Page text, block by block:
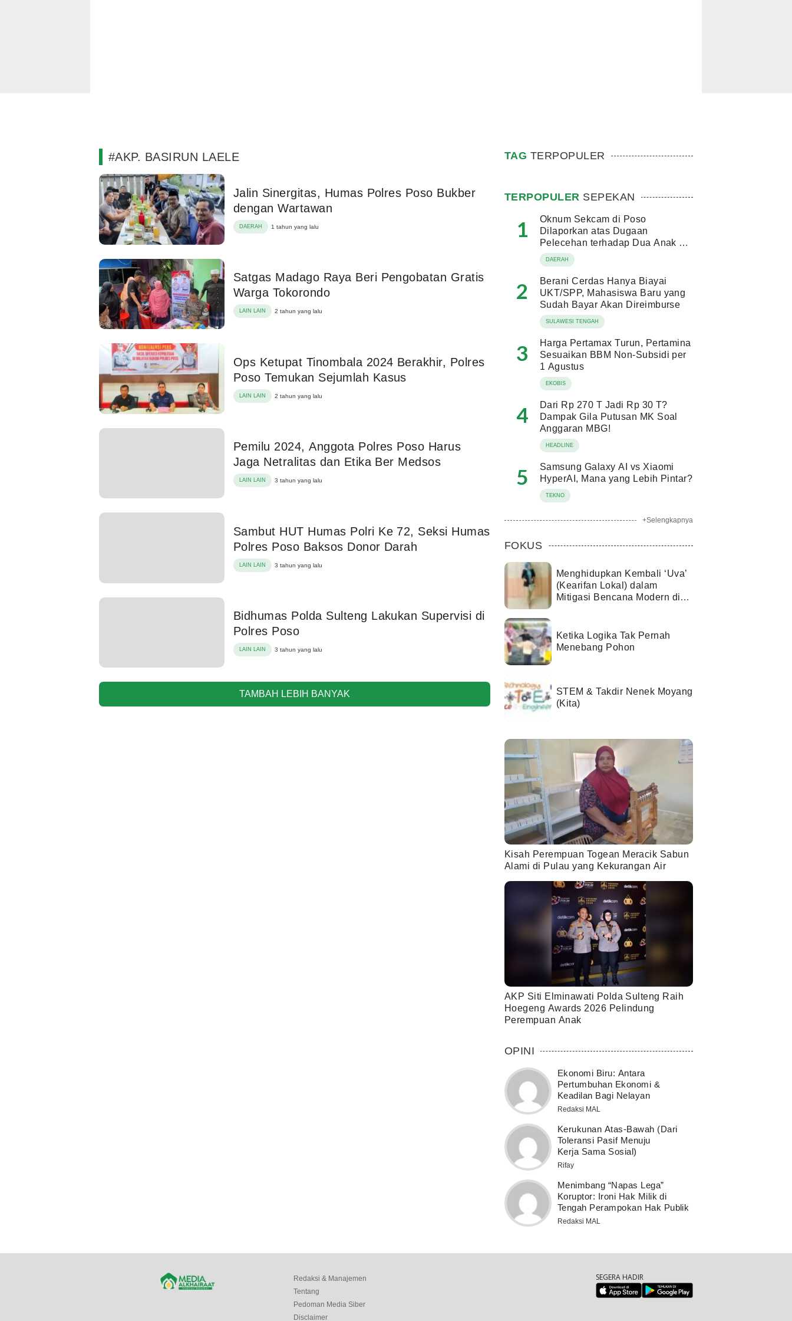
#AKP. BASIRUN LAELE
Jalin Sinergitas, Humas Polres Poso Bukber
dengan Wartawan
DAERAH 1 tahun yang lalu
Satgas Madago Raya Beri Pengobatan Gratis
Warga Tokorondo
LAIN LAIN 2 tahun yang lalu
Ops Ketupat Tinombala 2024 Berakhir, Polres
Poso Temukan Sejumlah Kasus
LAIN LAIN 2 tahun yang lalu
Pemilu 2024, Anggota Polres Poso Harus
Jaga Netralitas dan Etika Ber Medsos
LAIN LAIN 3 tahun yang lalu
Sambut HUT Humas Polri Ke 72, Seksi Humas
Polres Poso Baksos Donor Darah
LAIN LAIN 3 tahun yang lalu
Bidhumas Polda Sulteng Lakukan Supervisi di
Polres Poso
LAIN LAIN 3 tahun yang lalu
TAMBAH LEBIH BANYAK
TAG TERPOPULER
TERPOPULER SEPEKAN
1
Oknum Sekcam di Poso
Dilaporkan atas Dugaan
Pelecehan terhadap Dua Anak di
Bawah Umur
DAERAH
2
Berani Cerdas Hanya Biayai
UKT/SPP, Mahasiswa Baru yang
Sudah Bayar Akan Direimburse
SULAWESI TENGAH
3
Harga Pertamax Turun, Pertamina
Sesuaikan BBM Non-Subsidi per
1 Agustus
EKOBIS
4
Dari Rp 270 T Jadi Rp 30 T?
Dampak Gila Putusan MK Soal
Anggaran MBG!
HEADLINE
5
Samsung Galaxy AI vs Xiaomi
HyperAI, Mana yang Lebih Pintar?
TEKNO
+Selengkapnya
FOKUS
Menghidupkan Kembali ‘Uva’
(Kearifan Lokal) dalam
Mitigasi Bencana Modern di
Ketika Logika Tak Pernah
Menebang Pohon
STEM & Takdir Nenek Moyang
(Kita)
Kisah Perempuan Togean Meracik Sabun
Alami di Pulau yang Kekurangan Air
AKP Siti Elminawati Polda Sulteng Raih
Hoegeng Awards 2026 Pelindung
Perempuan Anak
OPINI
Ekonomi Biru: Antara
Pertumbuhan Ekonomi &
Keadilan Bagi Nelayan
Redaksi MAL
Kerukunan Atas-Bawah (Dari
Toleransi Pasif Menuju
Kerja Sama Sosial)
Rifay
Menimbang “Napas Lega”
Koruptor: Ironi Hak Milik di
Tengah Perampokan Hak Publik
Redaksi MAL
Redaksi & Manajemen
Tentang
Pedoman Media Siber
Disclaimer
SEGERA HADIR